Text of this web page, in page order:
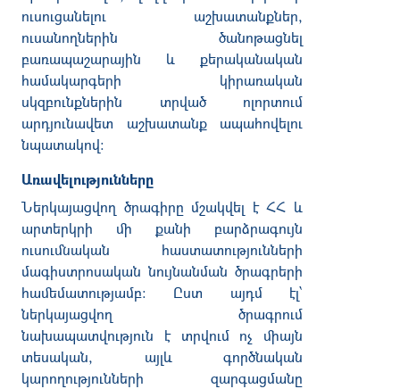
ուսուցանելու աշխատանքներ,
ուսանողներին ծանոթացնել
բառապաշարային և քերականական
համակարգերի կիրառական
սկզբունքներին տրված ոլորտում
արդյունավետ աշխատանք ապահովելու
նպատակով:
Առավելությունները
Ներկայացվող ծրագիրը մշակվել է ՀՀ և
արտերկրի մի քանի բարձրագույն
ուսումնական հաստատությունների
մագիստրոսական նույնանման ծրագրերի
համեմատությամբ: Ըստ այդմ էլ՝
ներկայացվող ծրագրում
նախապատվություն է տրվում ոչ միայն
տեսական, այլև գործնական
կարողությունների զարգացմանը